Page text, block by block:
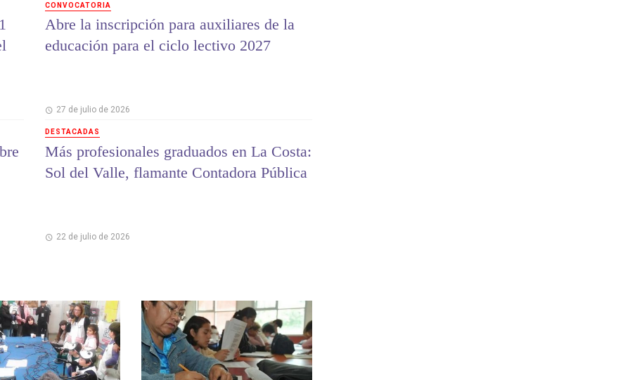
CONVOCATORIA
Abre la inscripción para auxiliares de la
educación para el ciclo lectivo 2027
27 de julio de 2026
DESTACADAS
Más profesionales graduados en La Costa:
Sol del Valle, flamante Contadora Pública
22 de julio de 2026